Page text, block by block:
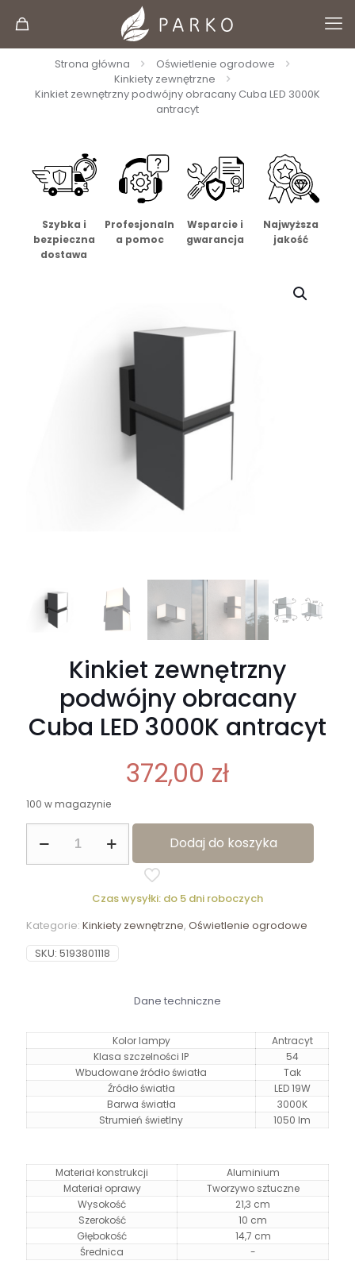
Strona główna
Oświetlenie ogrodowe
Kinkiety zewnętrzne
Kinkiet zewnętrzny podwójny obracany Cuba LED 3000K
antracyt
Szybka i
bezpieczna
dostawa
Profesjonaln
a pomoc
Wsparcie i
gwarancja
Najwyższa
jakość
Kinkiet zewnętrzny
podwójny obracany
Cuba LED 3000K antracyt
372,00 zł
100 w magazynie
Kinkiet
zewnętrzny
LED
3000K
antracyt
Dodaj do koszyka
Czas wysyłki: do 5 dni roboczych
Kategorie: Kinkiety zewnętrzne, Oświetlenie ogrodowe
SKU: 5193801118
Dane techniczne
Kolor lampy
Antracyt
Klasa szczelności IP
54
Wbudowane źródło światła
Tak
Źródło światła
LED 19W
Barwa światła
3000K
Strumień świetlny
1050 lm
Materiał konstrukcji
Aluminium
Materiał oprawy
Tworzywo sztuczne
Wysokość
21,3 cm
Szerokość
10 cm
Głębokość
14,7 cm
Średnica
-